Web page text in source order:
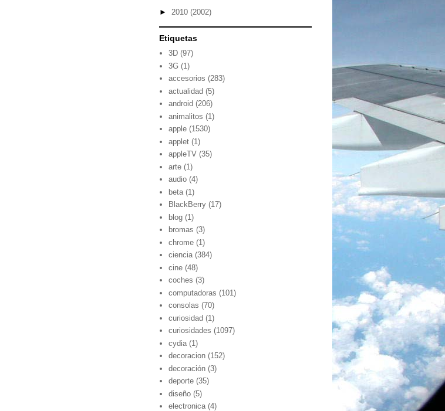
► 2010 (2002)
Etiquetas
3D (97)
3G (1)
accesorios (283)
actualidad (5)
android (206)
animalitos (1)
apple (1530)
applet (1)
appleTV (35)
arte (1)
audio (4)
beta (1)
BlackBerry (17)
blog (1)
bromas (3)
chrome (1)
ciencia (384)
cine (48)
coches (3)
computadoras (101)
consolas (70)
curiosidad (1)
curiosidades (1097)
cydia (1)
decoracion (152)
decoración (3)
deporte (35)
diseño (5)
electronica (4)